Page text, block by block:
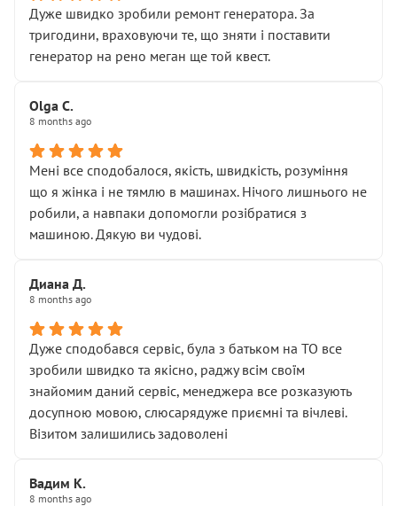
• реальної діагностики, а не формального
“подивились і поїхав”
На жаль, складається враження, що сервіс працює не
Стосовно комунікації - все добре
Дуже швидко зробили ремонт генератора. За
тригодини, враховуючи те, що зняти і поставити
генератор на рено меган ще той квест.
Olga С.
8 months ago
Мені все сподобалося, якість, швидкість, розуміння
що я жінка і не тямлю в машинах. Нічого лишнього не
робили, а навпаки допомогли розібратися з
машиною. Дякую ви чудові.
Диана Д.
8 months ago
Дуже сподобався сервіс, була з батьком на ТО все
зробили швидко та якісно, раджу всім своїм
знайомим даний сервіс, менеджера все розказують
досупною мовою, слюсарядуже приємні та вічлеві.
Візитом залишились задоволені
Вадим К.
8 months ago